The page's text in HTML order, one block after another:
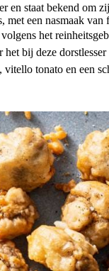
en staat bekend om
met een nasmaak van
het
bij deze dorstlesser
vitello tonato en een